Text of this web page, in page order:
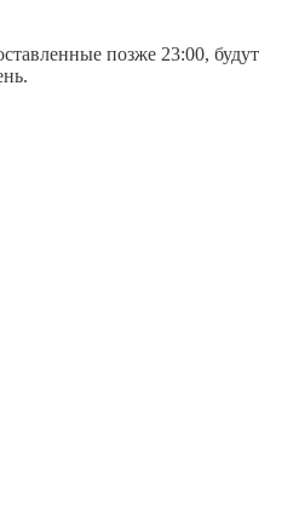
позже 23:00, будут